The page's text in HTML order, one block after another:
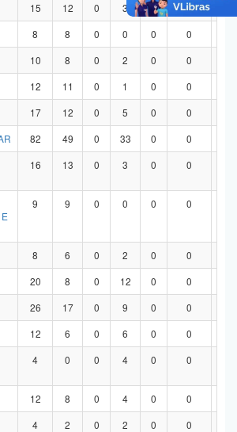
15 12 0 3 0 0
8 8 0 0 0 0
10 8 0 2 0 0
12 11 0 1 0 0
17 12 0 5 0 0
82 49 0 33 0 0
16 13 0 3 0 0
9 9 0 0 0 0
8 6 0 2 0 0
20 8 0 12 0 0
26 17 0 9 0 0
12 6 0 6 0 0
4 0 0 4 0 0
12 8 0 4 0 0
4 2 0 2 0 0